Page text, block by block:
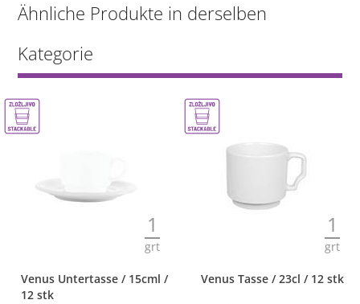
Ähnliche Produkte in derselben
Kategorie
1
grt
Venus Untertasse / 15cml /
12 stk
1
grt
Venus Tasse / 23cl / 12 stk